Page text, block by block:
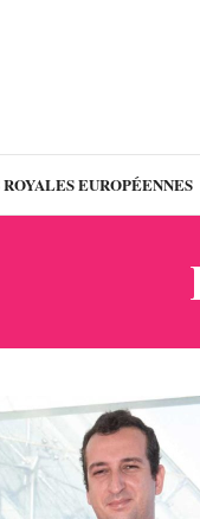
EUROPÉENNES